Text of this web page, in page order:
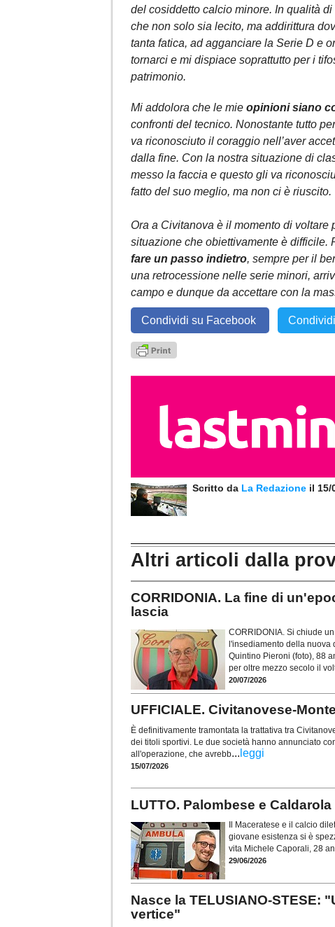
del cosiddetto calcio minore. In qualità
che non solo sia lecito, ma addirittura
tanta fatica, ad agganciare la Serie D e
tornarci e mi dispiace soprattutto per i
patrimonio.
Mi addolora che le mie opinioni siano
confronti del tecnico. Nonostante tutto
va riconosciuto il coraggio nell’aver
dalla fine. Con la nostra situazione di
messo la faccia e questo gli va
fatto del suo meglio, ma non ci è riuscito.
Ora a Civitanova è il momento di
situazione che obiettivamente è difficile.
fare un passo indietro, sempre per il
una retrocessione nelle serie minori,
campo e dunque da accettare con la
Condividi su Facebook
Scritto da La Redazione il 15/
Altri articoli dalla
CORRIDONIA. La fine di
lascia
CORRIDONIA. Si chiude
l'insediamento della nuova
Quintino Pieroni (foto), 88
per oltre mezzo secolo il
20/07/2026
UFFICIALE. Civitanovese-
È definitivamente tramontata la trattativa tra
dei titoli sportivi. Le due società hanno annunciato
all'operazione, che avrebb... leggi
15/07/2026
LUTTO. Palombese e
Il Maceratese e il calcio
giovane esistenza si è
vita Michele Caporali, 28
29/06/2026
Nasce la TELUSIANO-STESE:
vertice"